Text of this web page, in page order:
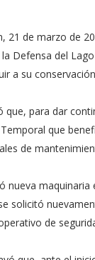
21 de marzo de
Defensa del
a su
que, para dar
que
de
nueva
solicitó
de